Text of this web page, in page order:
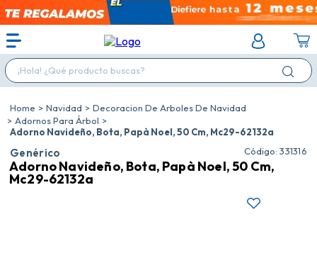
¡Hola! ¿Qué producto buscas?
Navidad
Decoracion De Arboles De Navidad
Adornos Para Árbol
Adorno Navideño, Bota, Papà Noel, 50 Cm, Mc29-62132a
Genérico : 331316
Adorno Navideño, Bota, Papà Noel, 50 Cm,
Mc29-62132a